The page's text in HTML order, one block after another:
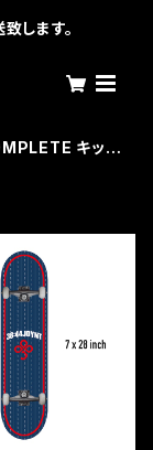
します。
キッズ